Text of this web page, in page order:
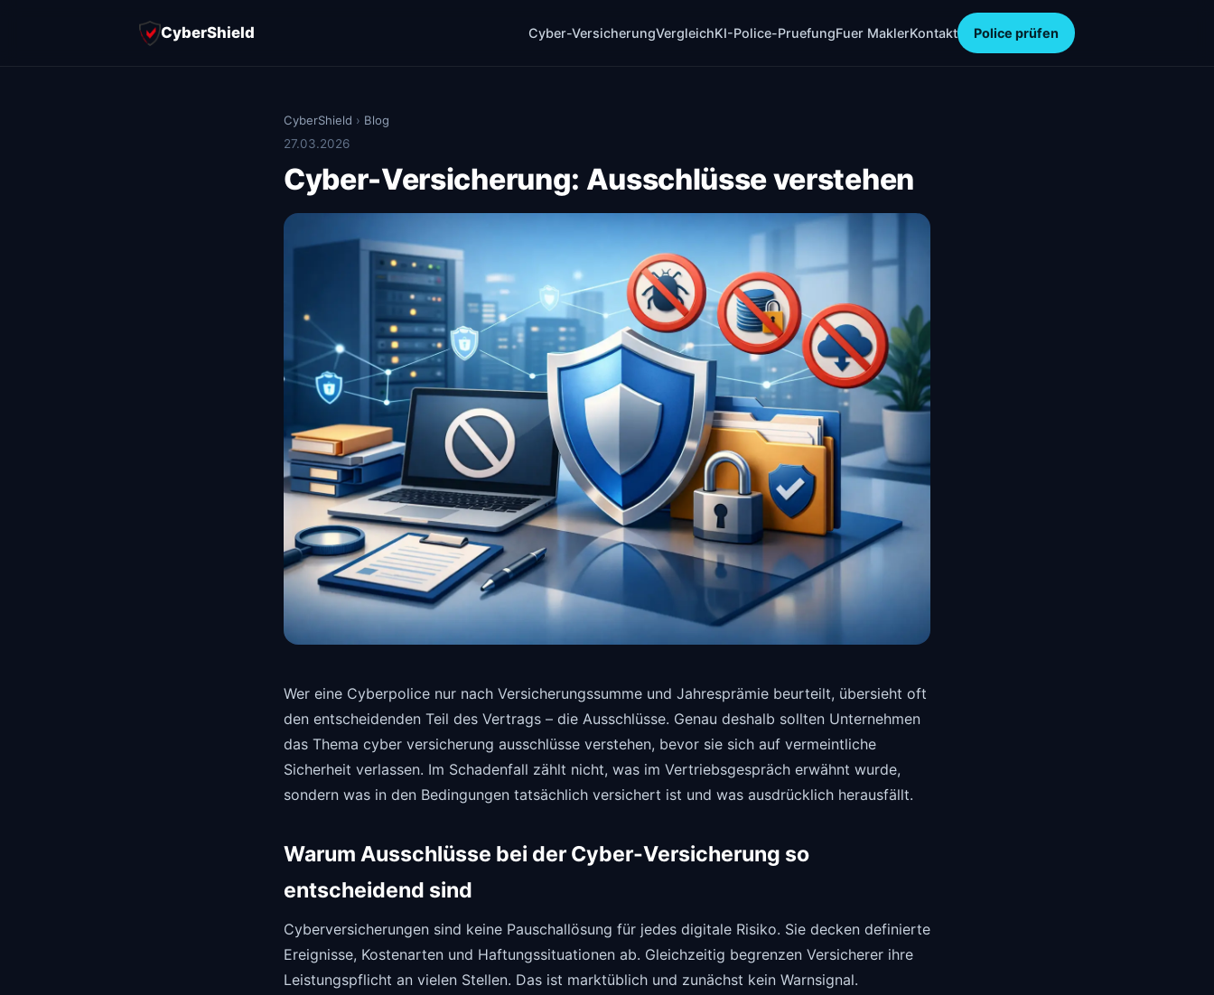
CyberShield Cyber-VersicherungVergleichKI-Police-PruefungFuer MaklerKontakt Police prüfen
CyberShield › Blog
27.03.2026
Cyber-Versicherung: Ausschlüsse verstehen
Wer eine Cyberpolice nur nach Versicherungssumme und Jahresprämie beurteilt, übersieht oft
den entscheidenden Teil des Vertrags – die Ausschlüsse. Genau deshalb sollten Unternehmen
das Thema cyber versicherung ausschlüsse verstehen, bevor sie sich auf vermeintliche
Sicherheit verlassen. Im Schadenfall zählt nicht, was im Vertriebsgespräch erwähnt wurde,
sondern was in den Bedingungen tatsächlich versichert ist und was ausdrücklich herausfällt.
Warum Ausschlüsse bei der Cyber-Versicherung so
entscheidend sind
Cyberversicherungen sind keine Pauschallösung für jedes digitale Risiko. Sie decken definierte
Ereignisse, Kostenarten und Haftungssituationen ab. Gleichzeitig begrenzen Versicherer ihre
Leistungspflicht an vielen Stellen. Das ist marktüblich und zunächst kein Warnsignal.